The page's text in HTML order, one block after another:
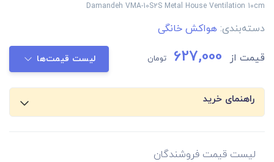
Damandeh VMA-10S2S Metal House Ventilation 10cm
دسته‌بندی: هواکش خانگی
قیمت از 627,000 تومان لیست قیمت‌ها
راهنمای خرید
لیست قیمت فروشندگان